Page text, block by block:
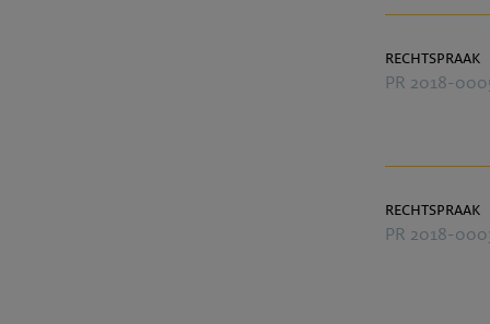
rechtspraak
PR 2018-
rechtspraak
PR 2018-